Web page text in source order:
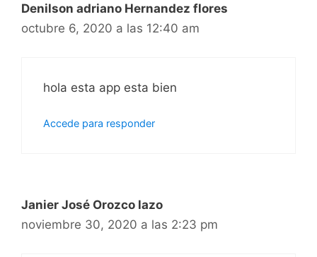
Denilson adriano Hernandez flores
octubre 6, 2020 a las 12:40 am
hola esta app esta bien
Accede para responder
Janier José Orozco lazo
noviembre 30, 2020 a las 2:23 pm